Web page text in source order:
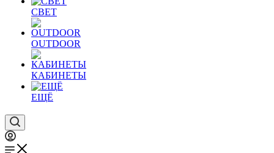
СВЕТ
OUTDOOR
КАБИНЕТЫ
ЕЩЁ